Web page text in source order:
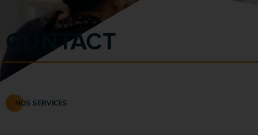
CONTACT
NOS SERVICES